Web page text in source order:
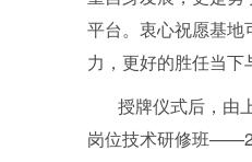
平台。衷心祝愿基
力，更好的胜任当
授牌仪式后，由
岗位技术研修班——